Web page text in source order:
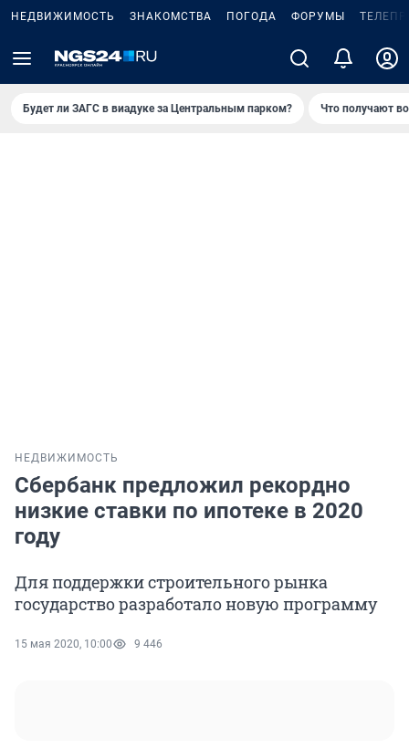
НЕДВИЖИМОСТЬ ЗНАКОМСТВА ПОГОДА ФОРУМЫ
Будет ли ЗАГС в виадуке за Центральным парком? Что получают
НЕДВИЖИМОСТЬ
Сбербанк предложил рекордно
низкие ставки по ипотеке в 2020
году
Для поддержки строительного рынка
государство разработало новую программу
15 мая 2020, 10:00 9 446